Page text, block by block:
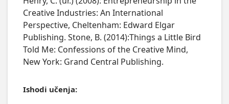
Creative Industries: An International
Perspective, Cheltenham: Edward Elgar
Publishing. Stone, B. (2014):Things a Little Bird
Told Me: Confessions of the Creative Mind,
New York: Grand Central Publishing.
Ishodi učenja: